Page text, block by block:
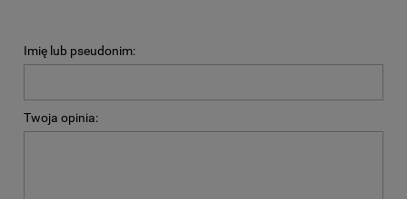
Imię lub pseudonim:
Twoja opinia: